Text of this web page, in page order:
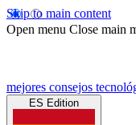
Skip to main content
Open menu Close main
mejores consejos
ES Edition